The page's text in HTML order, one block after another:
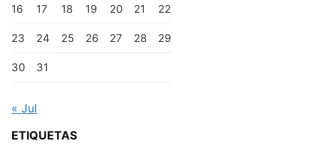
16 17 18 19 20 21 22
23 24 25 26 27 28 29
30 31
« Jul
ETIQUETAS